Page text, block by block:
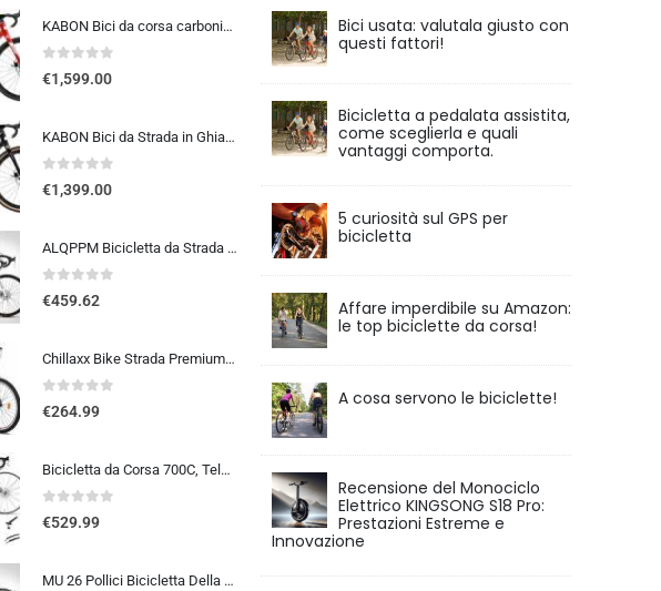
KABON Bici da corsa carbonio, 700C bici da strada T800 Completamente carbonio con Shimano 105 R7000 22 velocità 8.1 KG Leg…
0out of 5
€1,599.00
KABON Bici da Strada in Ghiaia di Carbonio, Bicicletta con Telaio in Fibra di Carbonio T800 con Bicicletta da Corsa con Fr…
0out of 5
€1,399.00
ALQPPM Bicicletta da Strada da 26 Pollici, Bici da 24 Velocità, Freno a Doppio Disco, Telaio in Acciaio ad Alto Tenore Di …
0out of 5
€459.62
Chillaxx Bike Strada Premium City Bike da 26 e 28 pollici, bicicletta per ragazze, ragazzi, uomini e donne, cambio a 21 ma…
0out of 5
€264.99
Bicicletta da Corsa 700C, Telaio in Acciaio con Cambio a 24/27/30 Marce, Bicicletta da Strada per Uomo Donna, Bici da Stra…
0out of 5
€529.99
MU 26 Pollici Bicicletta Della Strada, 24 Velocità Bici, Doppio Disco Freno, Acciaio Al Carbonio Telaio, Strada Biciclette…
Bici usata: valutala giusto con
questi fattori!
Bicicletta a pedalata assistita,
come sceglierla e quali
vantaggi comporta.
5 curiosità sul GPS per
bicicletta
Affare imperdibile su Amazon:
le top biciclette da corsa!
A cosa servono le biciclette!
Recensione del Monociclo
Elettrico KINGSONG S18 Pro:
Prestazioni Estreme e
Innovazione